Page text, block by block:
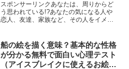
スポンサーリンクあなたは、周りからど
う思われている!?あなたの気になる人や
恋人、友達、家族など、その人をイメー
風に見ているかが、客観的に分かりま
す。また、他の人にあなた...
船の絵を描く意味？基本的な性格
が分かる無料で面白い心理テスト
（アイスブレイクに使えるお絵か